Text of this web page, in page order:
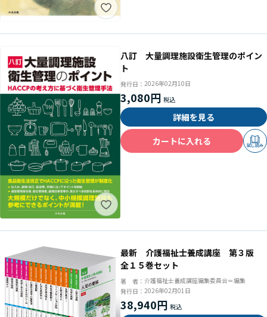
八訂 大量調理施設衛生管理のポイン
ト
発行日： 2026年02月10日
3,080円
詳細を見る
カートに入れる
試し読み
最新 介護福祉士養成講座 第３版
全１５巻セット
著 者： 介護福祉士養成講座編集委員会＝編集
発行日： 2026年02月01日
38,940円